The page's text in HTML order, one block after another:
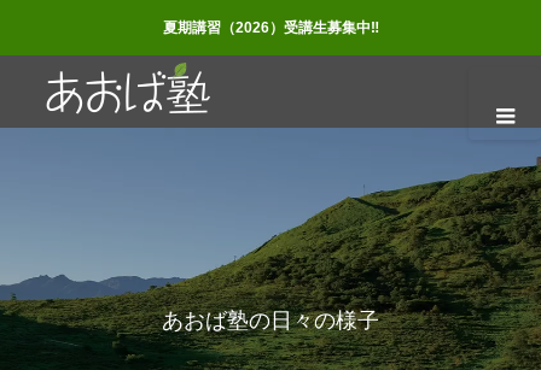
夏期講習（2026）受講生募集中‼
あおば塾の日々の様子